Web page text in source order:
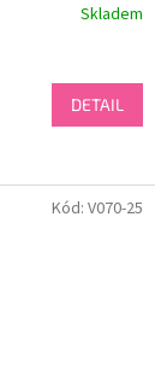
Skladem
DETAIL
Kód: V070-25